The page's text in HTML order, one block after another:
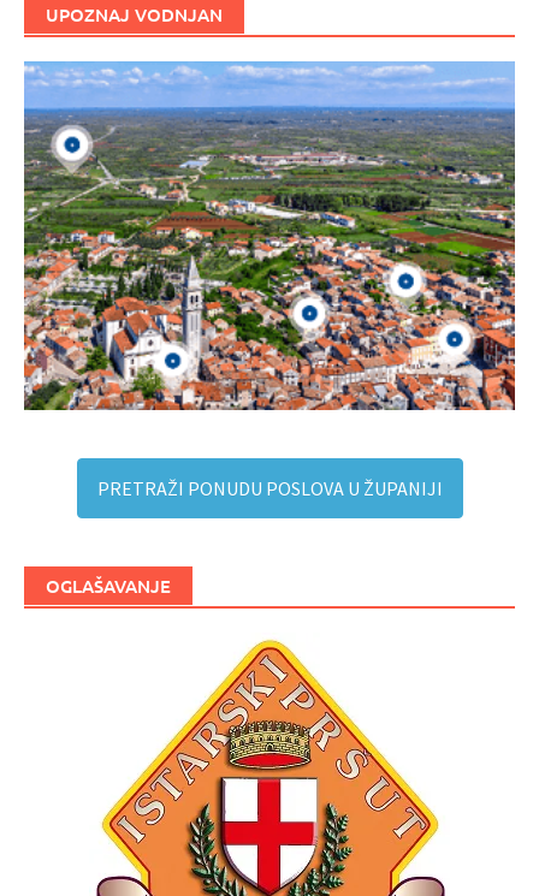
UPOZNAJ VODNJAN
PRETRAŽI PONUDU POSLOVA U ŽUPANIJI
OGLAŠAVANJE